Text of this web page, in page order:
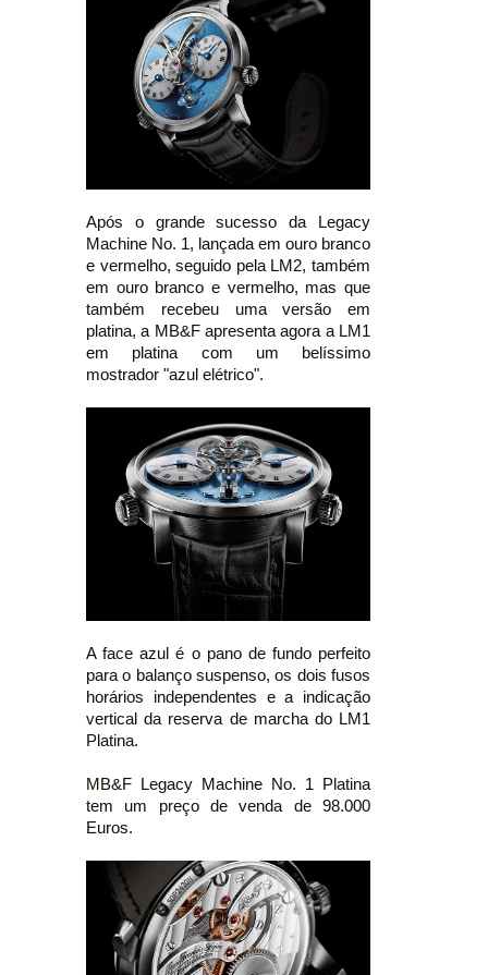
Após o grande sucesso da Legacy
Machine No. 1, lançada em ouro branco
e vermelho, seguido pela LM2, também
em ouro branco e vermelho, mas que
também recebeu uma versão em
platina, a MB&F apresenta agora a LM1
em platina com um belíssimo
mostrador "azul elétrico".
A face azul é o pano de fundo perfeito
para o balanço suspenso, os dois fusos
horários independentes e a indicação
vertical da reserva de marcha do LM1
Platina.
MB&F Legacy Machine No. 1 Platina
tem um preço de venda de 98.000
Euros.